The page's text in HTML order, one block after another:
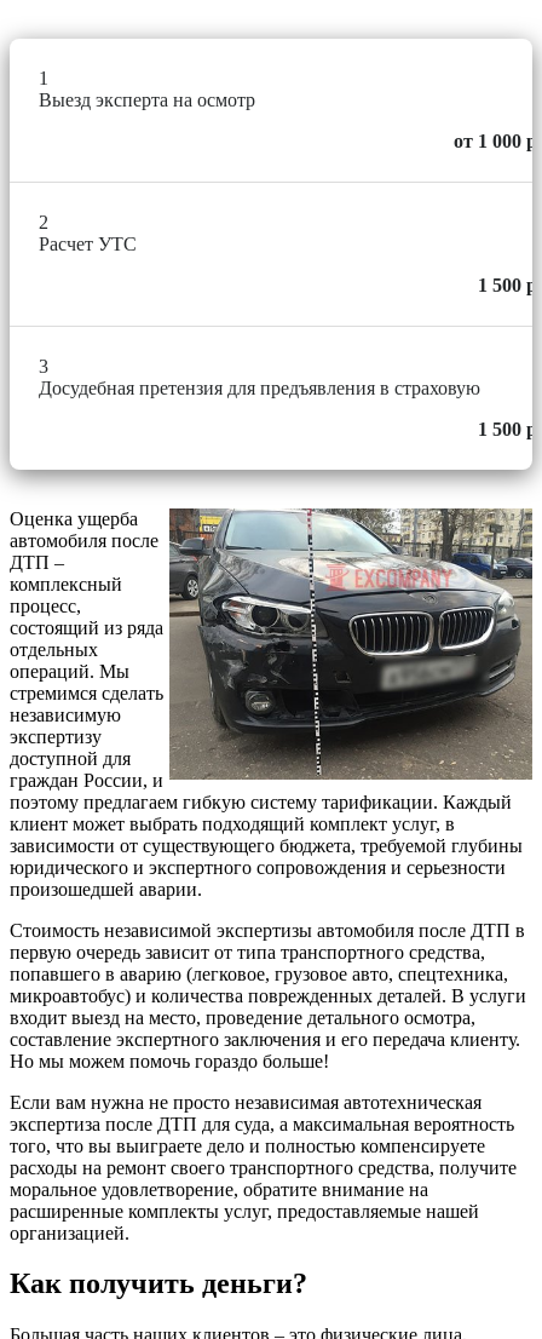
1
Выезд эксперта на осмотр
от 1 000
2
Расчет УТС
1 500
3
Досудебная претензия для предъявления в страховую
1 500
Оценка ущерба
автомобиля после
ДТП –
комплексный
процесс,
состоящий из ряда
отдельных
операций. Мы
стремимся сделать
независимую
экспертизу
доступной для
граждан России, и
поэтому предлагаем гибкую систему тарификации. Каждый
клиент может выбрать подходящий комплект услуг, в
зависимости от существующего бюджета, требуемой глубины
юридического и экспертного сопровождения и серьезности
произошедшей аварии.
Стоимость независимой экспертизы автомобиля после ДТП в
первую очередь зависит от типа транспортного средства,
попавшего в аварию (легковое, грузовое авто, спецтехника,
микроавтобус) и количества поврежденных деталей. В услуги
входит выезд на место, проведение детального осмотра,
составление экспертного заключения и его передача клиенту.
Но мы можем помочь гораздо больше!
Если вам нужна не просто независимая автотехническая
экспертиза после ДТП для суда, а максимальная вероятность
того, что вы выиграете дело и полностью компенсируете
расходы на ремонт своего транспортного средства, получите
моральное удовлетворение, обратите внимание на
расширенные комплекты услуг, предоставляемые нашей
организацией.
Как получить деньги?